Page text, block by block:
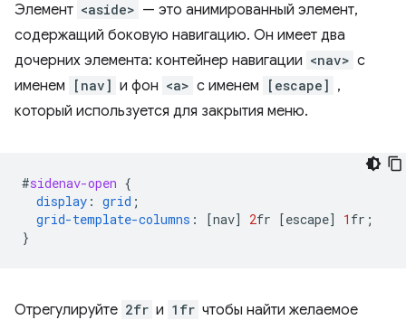
Элемент <aside> — это анимированный элемент,
содержащий боковую навигацию. Он имеет два
дочерних элемента: контейнер навигации <nav> с
именем
[nav] и фон <a> с именем [escape] ,
который используется для закрытия меню.
#sidenav-open {
display : grid ;
grid-template-columns : [nav] 2fr [escape] 1 fr ;
}
Отрегулируйте 2fr и 1fr чтобы найти желаемое